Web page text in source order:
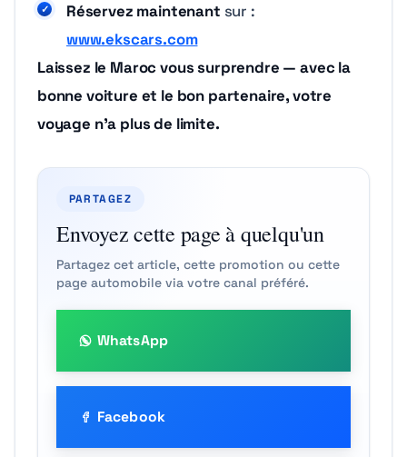
Réservez maintenant sur :
www.ekscars.com
Laissez le Maroc vous surprendre — avec la
bonne voiture et le bon partenaire, votre
voyage n’a plus de limite.
PARTAGEZ
Envoyez cette page à quelqu'un
Partagez cet article, cette promotion ou cette
page automobile via votre canal préféré.
WhatsApp
Facebook